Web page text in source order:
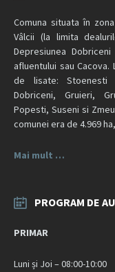
Comuna situata în
Vâlcii (la limita
Depresiunea
afluentului sau
de lisate: Stoenesti
Dobriceni, Gruieri,
Popesti, Suseni si
comunei era de 4.969
Mai mult …
PROGRAM DE
PRIMAR
Luni și Joi – 08:00-10:00